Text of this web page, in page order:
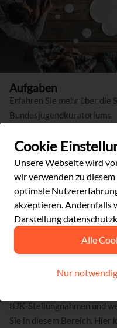
Aufgaben
Erfahren Sie mehr über die
Bundesjugendkuratoriums.
BJK-Stellungnahmen und
Sie in diesem Bereich. Hier
Cookie
Unsere Webseite wird
wir verwenden zu
optimale
akzeptieren. Andernfalls
Darstellung
Alle
Nur